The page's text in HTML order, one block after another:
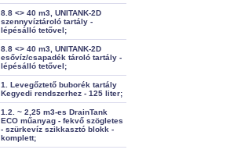
8.8 <> 40 m3, UNITANK-2D
szennyvíztároló tartály -
lépésálló tetővel;
8.8 <> 40 m3, UNITANK-2D
esővíz/csapadék tároló tartály -
lépésálló tetővel;
1. Levegőztető buborék tartály
Kegyedi rendszerhez - 125 liter;
1.2. ~ 2,25 m3-es DrainTank
ECO műanyag - fekvő szögletes
- szürkevíz szikkasztó blokk -
komplett;